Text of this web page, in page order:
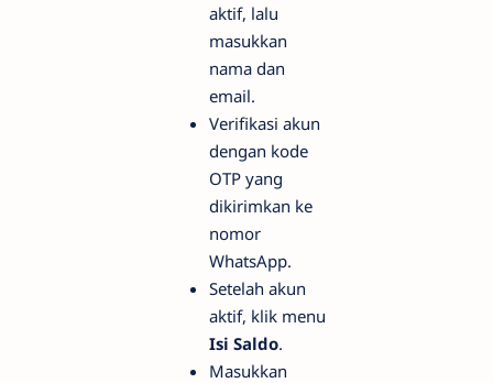
aktif, lalu
masukkan
nama dan
email.
Verifikasi akun
dengan kode
OTP yang
dikirimkan ke
nomor
WhatsApp.
Setelah akun
aktif, klik menu
Isi Saldo.
Masukkan